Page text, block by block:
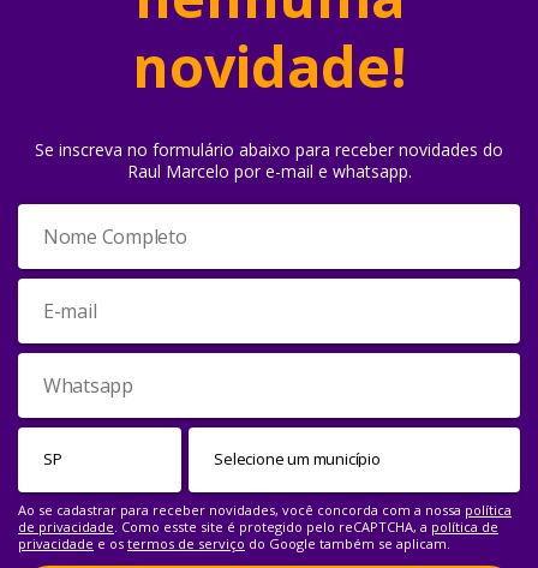
novidade!
Se inscreva no formulário abaixo para receber novidades do
Raul Marcelo por e-mail e whatsapp.
Ao se cadastrar para receber novidades, você concorda com a nossa política
de privacidade. Como esste site é protegido pelo reCAPTCHA, a política de
privacidade e os termos de serviço do Google também se aplicam.